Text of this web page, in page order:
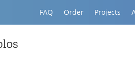
FAQ Order Projects